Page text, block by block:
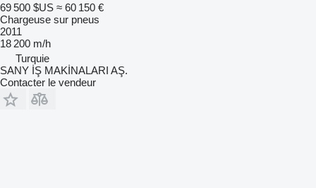
69 500 $US ≈ 60 150 €
Chargeuse sur pneus
2011
18 200 m/h
Turquie
SANY İŞ MAKİNALARI AŞ.
Contacter le vendeur